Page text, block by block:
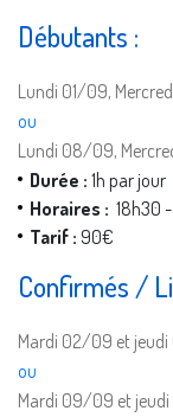
Débutants :
Lundi 01/09,
ou
Lundi 08/09,
Durée : 1h par jour
Horaires : 18h30
Tarif : 90€
Confirmés /
Mardi 02/09 et
ou
Mardi 09/09 et jeudi